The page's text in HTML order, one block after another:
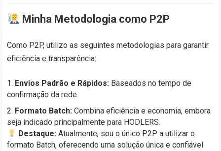
Minha Metodologia como P2P
Como P2P, utilizo as seguintes metodologias para garantir
eficiência e transparência:
Envios Padrão e Rápidos: Baseados no tempo de
confirmação da rede.
Formato Batch: Combina eficiência e economia, embora
seja indicado principalmente para HODLERS.
Destaque:Atualmente, sou o único P2P a utilizar o
formato Batch, oferecendo uma solução única e confiável